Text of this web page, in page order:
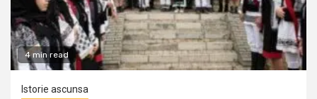
4 min read
Istorie ascunsa